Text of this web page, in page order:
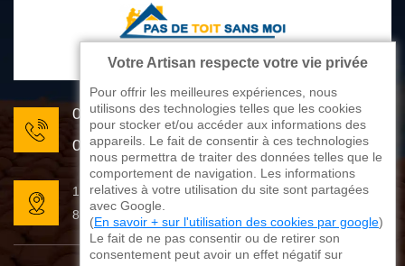
05 33 06 22 81
07 80 33 28 62
176 avenue de Limoges
87270 Couzeix
Votre Artisan respecte votre vie privée
Pour offrir les meilleures expériences, nous
utilisons des technologies telles que les cookies
pour stocker et/ou accéder aux informations des
appareils. Le fait de consentir à ces technologies
nous permettra de traiter des données telles que le
comportement de navigation. Les informations
relatives à votre utilisation du site sont partagées
avec Google.
(En savoir + sur l'utilisation des cookies par google)
Le fait de ne pas consentir ou de retirer son
consentement peut avoir un effet négatif sur